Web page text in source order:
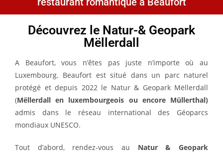
Découvrez le Natur-& Geopark
Mëllerdall
A Beaufort, vous n’êtes pas juste n’importe où au
Luxembourg. Beaufort est situé dans un parc naturel
protégé et depuis 2022 le Natur & Geopark Mëllerdall
(Mëllerdall en luxembourgeois ou encore Müllerthal)
admis dans le réseau international des Géoparcs
mondiaux UNESCO.
Tout d’abord, rendez-vous au Natur & Geopark